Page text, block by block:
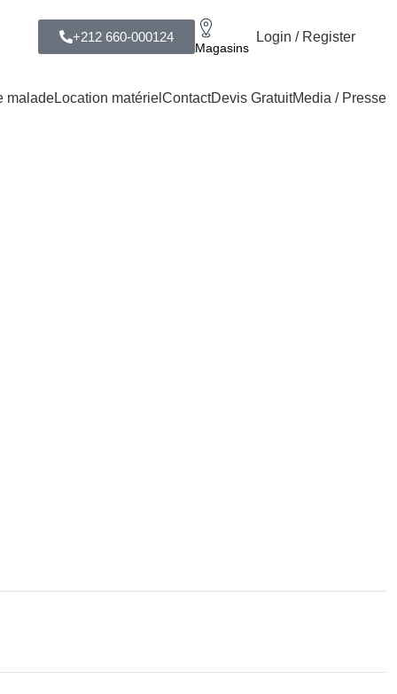
+212 660-000124
Magasins
Login / Register
maladeLocation matériel ContactDevis GratuitMedia / Presse